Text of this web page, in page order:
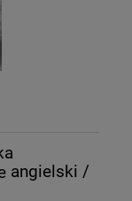
angielski /